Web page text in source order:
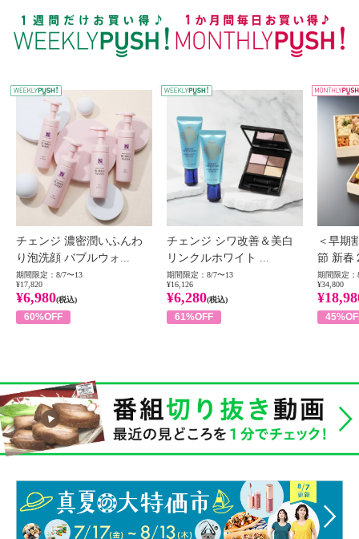
WEEKLY PUSH
チェンジ 濃密潤いふんわ
り泡洗顔 バブルウォ...
期間限定：8/7〜13
¥17,820
¥6,980(税込)
60%OFF
チェンジ シワ改善＆美白
リンクルホワイト ...
期間限定：8/7〜13
¥16,126
¥6,280(税込)
61%OFF
＜早期
節 新春
期間限定：
¥34,800